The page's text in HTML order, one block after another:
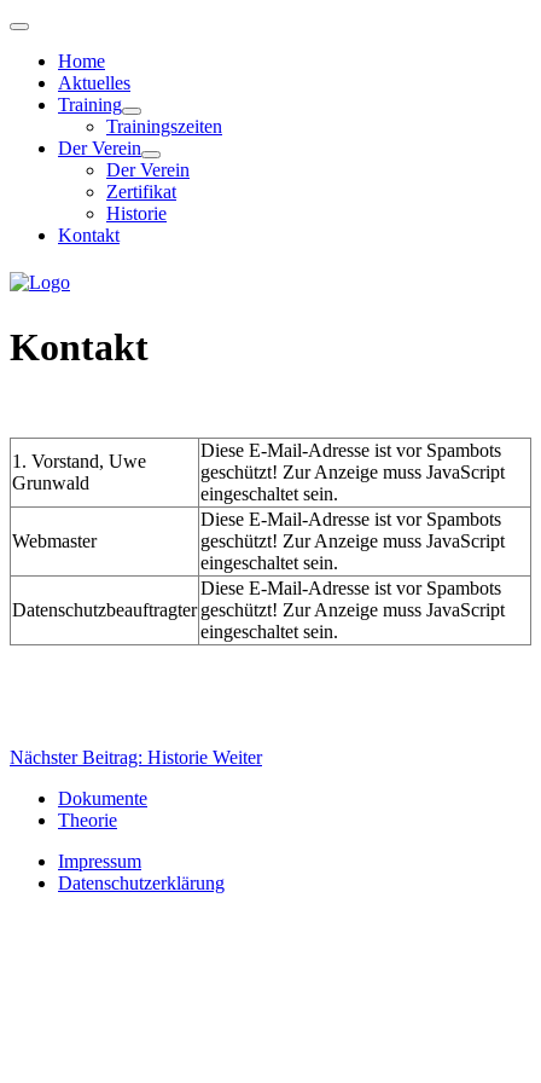
Home
Aktuelles
Training
Trainingszeiten
Der Verein
Der Verein
Zertifikat
Historie
Kontakt
Kontakt
1. Vorstand, Uwe
Grunwald
Diese E-Mail-Adresse ist vor Spambots
geschützt! Zur Anzeige muss JavaScript
eingeschaltet sein.
Webmaster
Diese E-Mail-Adresse ist vor Spambots
geschützt! Zur Anzeige muss JavaScript
eingeschaltet sein.
Datenschutzbeauftragter
Diese E-Mail-Adresse ist vor Spambots
geschützt! Zur Anzeige muss JavaScript
eingeschaltet sein.
Nächster Beitrag: Historie Weiter
Dokumente
Theorie
Impressum
Datenschutzerklärung